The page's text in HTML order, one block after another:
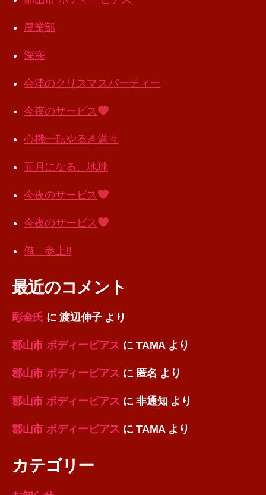
農業部
深海
会津のクリスマスパーティー
今夜のサービス
心機一転やるき満々
五月になる、地球
今夜のサービス
今夜のサービス
俺 参上!!
最近のコメント
彫金氏 に渡辺伸子より
郡山市 ボディーピアス にTAMAより
郡山市 ボディーピアス に 匿名 より
郡山市 ボディーピアス に非通知 より
郡山市 ボディーピアス にTAMAより
カテゴリー